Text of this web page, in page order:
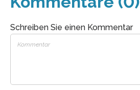
Schreiben Sie einen Kommentar